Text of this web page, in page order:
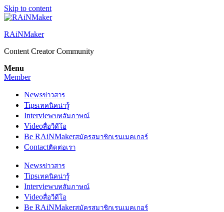
Skip to content
RAiNMaker
Content Creator Community
Menu
Member
Newsข่าวสาร
Tipsเทคนิคน่ารู้
Interviewบทสัมภาษณ์
Videoสื่อวีดีโอ
Be RAiNMakerสมัครสมาชิกเรนเมคเกอร์
Contactติดต่อเรา
Newsข่าวสาร
Tipsเทคนิคน่ารู้
Interviewบทสัมภาษณ์
Videoสื่อวีดีโอ
Be RAiNMakerสมัครสมาชิกเรนเมคเกอร์